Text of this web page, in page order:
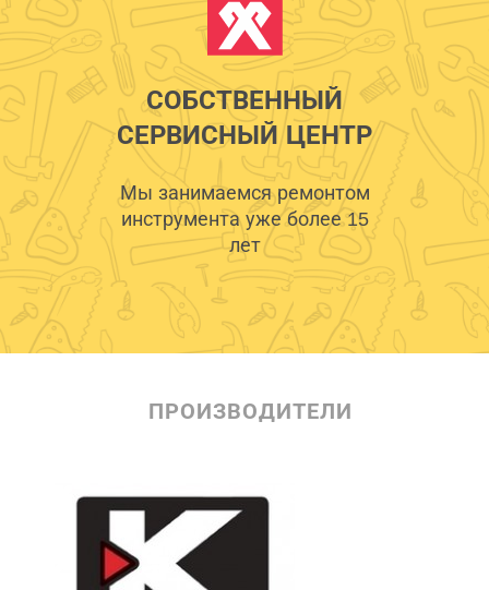
СОБСТВЕННЫЙ
СЕРВИСНЫЙ ЦЕНТР
Мы занимаемся ремонтом
инструмента уже более 15
лет
ПРОИЗВОДИТЕЛИ